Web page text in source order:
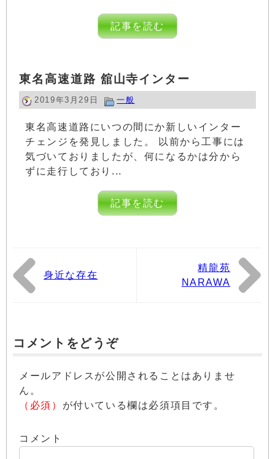
記事を読む
東名高速道路 舘山寺インター
2019年3月29日 一般
東名高速道路にいつの間にか新しいインター
チェンジを発見しました。 以前から工事には
気づいておりましたが、何になるかは分から
ずに走行しており...
記事を読む
身近な存在
精龍苑
NARAWA
コメントをどうぞ
メールアドレスが公開されることはありませ
ん。
（必須） が付いている欄は必須項目です。
コメント